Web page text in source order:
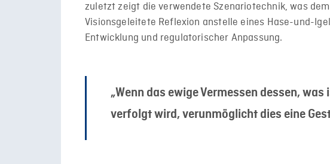
zuletzt zeigt die verwendete Szenariotechnik, was
Visionsgeleitete Reflexion anstelle eines Hase-und-
Entwicklung und regulatorischer Anpassung.
„Wenn das ewige Vermessen dessen,
verfolgt wird, verunmöglicht dies eine